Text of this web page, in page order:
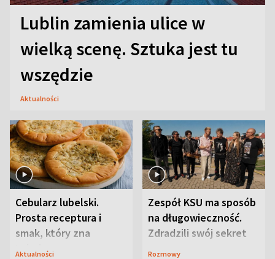
Lublin zamienia ulice w
wielką scenę. Sztuka jest tu
wszędzie
Aktualności
Cebularz lubelski.
Prosta receptura i
smak, który zna
Lubelszczyzna
Aktualności
Zespół KSU ma sposób
na długowieczność.
Zdradzili swój sekret
Rozmowy